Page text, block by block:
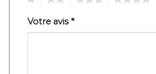
Votre avis*